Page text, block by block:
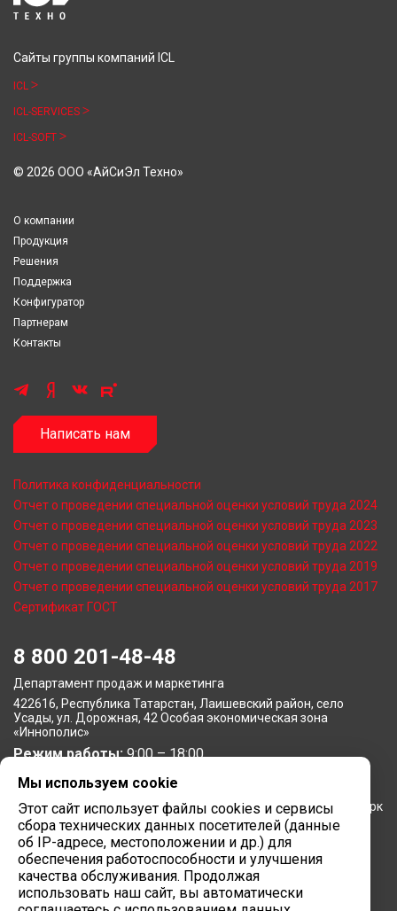
Сайты группы компаний ICL
ICL
ICL-SERVICES
ICL-SOFT
© 2026 ООО «АйСиЭл Техно»
О компании
Продукция
Решения
Поддержка
Конфигуратор
Партнерам
Контакты
Написать нам
Политика конфиденциальности
Отчет о проведении специальной оценки условий труда 2024
Отчет о проведении специальной оценки условий труда 2023
Отчет о проведении специальной оценки условий труда 2022
Отчет о проведении специальной оценки условий труда 2019
Отчет о проведении специальной оценки условий труда 2017
Сертификат ГОСТ
8 800 201-48-48
Департамент продаж и маркетинга
422616, Республика Татарстан, Лаишевский район, село
Усады, ул. Дорожная, 42 Особая экономическая зона
«Иннополис»
Режим работы:9:00 – 18:00
Московское представительство
105064, г. Москва, Нижний Сусальный переулок, 5, бизнес-парк
«Арма»
Режим работы:9:00 – 18:00
Завод вычислительной техники
422624, Республика Татарстан, мр-н Лаишевский, с/п
Мы используем cookie
Этот сайт использует файлы cookies и сервисы
сбора технических данных посетителей (данные
об IP-адресе, местоположении и др.) для
обеспечения работоспособности и улучшения
качества обслуживания. Продолжая
использовать наш сайт, вы автоматически